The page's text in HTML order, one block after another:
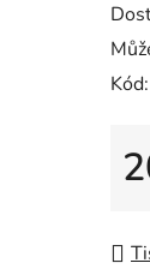
je
0,0
z
Kód: